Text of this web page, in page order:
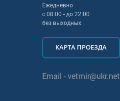
Ежедневно
с08:00 - до22:00
без выходных
КАРТА ПРОЕЗДА
Email -vetmir@ukr.net